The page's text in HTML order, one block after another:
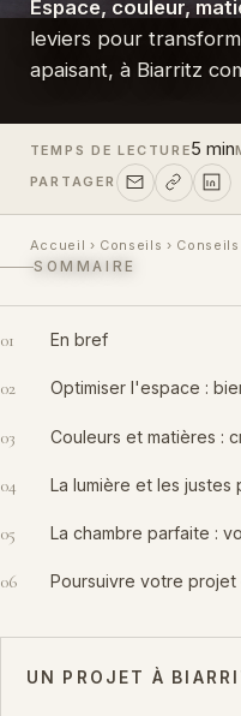
Espace, couleur,
leviers pour
apaisant, à Biarritz
TEMPS DE LECTURE5 min
PARTAGER
Accueil › Conseils ›
SOMMAIRE
01 En bref
02 Optimiser l'espace :
03 Couleurs et matières :
04 La lumière et les justes
05 La chambre parfaite :
06 Poursuivre votre projet
UN PROJET À